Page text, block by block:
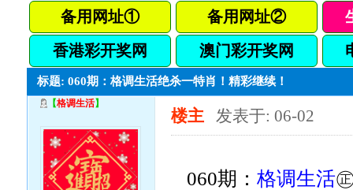
备用网址① 备用网址②
香港彩开奖网
澳门彩开奖网
标题: 060期：格调生活绝杀一特肖！精彩继续！
【格调生活】
楼主 发表于: 06-02
060期：格调生活